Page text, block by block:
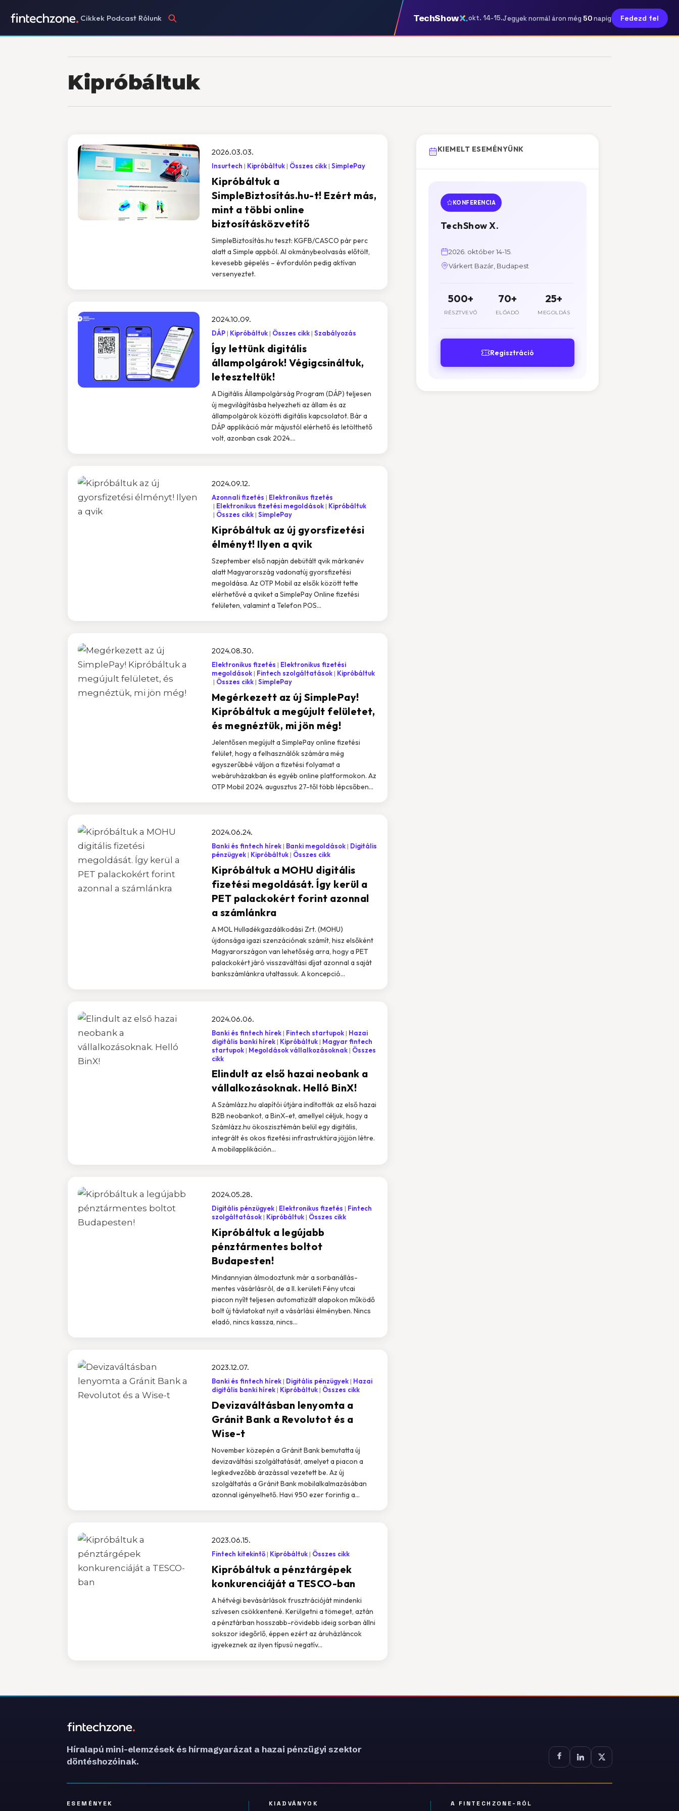
Cikkek Podcast Rólunk TechShow okt. 14-15.Jegyek normál áron még 50napig Fedezd fel
Kipróbáltuk
Kipróbáltuk a
SimpleBiztosítás.hu-t! Ezért más,
mint a többi online
biztosításközvetítő
2026.03.03.
Insurtech Kipróbáltuk Összes cikk SimplePay
SimpleBiztosítás.hu teszt: KGFB/CASCO pár perc
alatt a Simple appból. AI okmánybeolvasás előtölt,
kevesebb gépelés – évfordulón pedig aktívan
versenyeztet.
Így lettünk digitális
állampolgárok! Végigcsináltuk,
leteszteltük!
2024.10.09.
DÁP Kipróbáltuk Összes cikk Szabályozás
A Digitális Állampolgárság Program (DÁP) teljesen
új megvilágításba helyezheti az állam és az
állampolgárok közötti digitális kapcsolatot. Bár a
DÁP applikáció már májustól elérhető és letölthető
volt, azonban csak 2024....
Kipróbáltuk az új gyorsfizetési
élményt! Ilyen a qvik
2024.09.12.
Azonnali fizetés
Elektronikus fizetés
Elektronikus fizetési megoldások
Kipróbáltuk
Összes cikk SimplePay
Szeptember első napján debütált qvik márkanév
alatt Magyarország vadonatúj gyorsfizetési
megoldása. Az OTP Mobil az elsők között tette
elérhetővé a qviket a SimplePay Online fizetési
felületen, valamint a Telefon POS...
Megérkezett az új SimplePay!
Kipróbáltuk a megújult felületet,
és megnéztük, mi jön még!
2024.08.30.
Elektronikus fizetés
Elektronikus fizetési
megoldások
Fintech szolgáltatások
Kipróbáltuk
Összes cikk SimplePay
Jelentősen megújult a SimplePay online fizetési
felület, hogy a felhasználók számára még
egyszerűbbé váljon a fizetési folyamat a
webáruházakban és egyéb online platformokon. Az
OTP Mobil 2024. augusztus 27-től több lépcsőben...
Kipróbáltuk a MOHU digitális
fizetési megoldását. Így kerül a
PET palackokért forint azonnal
a számlánkra
2024.06.24.
Banki és fintech hírek Banki megoldások
Digitális
pénzügyek
Kipróbáltuk Összes cikk
A MOL Hulladékgazdálkodási Zrt. (MOHU)
újdonsága igazi szenzációnak számít, hisz elsőként
Magyarországon van lehetőség arra, hogy a PET
palackokért járó visszaváltási díjat azonnal a saját
bankszámlánkra utaltassuk. A koncepció...
Elindult az első hazai neobank a
vállalkozásoknak. Helló BinX!
2024.06.06.
Banki és fintech hírek Fintech startupok
Hazai
digitális banki hírek
Kipróbáltuk
Magyar fintech
startupok
Megoldások vállalkozásoknak
Összes
cikk
A Számlázz.hu alapítói útjára indították az első hazai
B2B neobankot, a BinX-et, amellyel céljuk, hogy a
Számlázz.hu ökoszisztémán belül egy digitális,
integrált és okos fizetési infrastruktúra jöjjön létre.
A mobilapplikáción...
Kipróbáltuk a legújabb
pénztármentes boltot
Budapesten!
2024.05.28.
Digitális pénzügyek Elektronikus fizetés
Fintech
szolgáltatások
Kipróbáltuk Összes cikk
Mindannyian álmodoztunk már a sorbanállás-
mentes vásárlásról, de a II. kerületi Fény utcai
piacon nyílt teljesen automatizált alapokon működő
bolt új távlatokat nyit a vásárlási élményben. Nincs
eladó, nincs kassza, nincs...
Devizaváltásban lenyomta a
Gránit Bank a Revolutot és a
Wise-t
2023.12.07.
Banki és fintech hírek Digitális pénzügyek
Hazai
digitális banki hírek
Kipróbáltuk Összes cikk
November közepén a Gránit Bank bemutatta új
devizaváltási szolgáltatását, amelyet a piacon a
legkedvezőbb árazással vezetett be. Az új
szolgáltatás a Gránit Bank mobilalkalmazásában
azonnal igényelhető. Havi 950 ezer forintig a...
Kipróbáltuk a pénztárgépek
konkurenciáját a TESCO-ban
2023.06.15.
Fintech kitekintő Kipróbáltuk Összes cikk
A hétvégi bevásárlások frusztrációját mindenki
szívesen csökkentené. Kerülgetni a tömeget, aztán
a pénztárban hosszabb-rövidebb ideig sorban állni
sokszor idegőrlő, éppen ezért az áruházláncok
igyekeznek az ilyen típusú negatív...
KIEMELT ESEMÉNYÜNK
KONFERENCIA
TechShow X.
2026. október 14-15.
Várkert Bazár, Budapest
500+
RÉSZTVEVŐ
70+
ELŐADÓ
25+
MEGOLDÁS
Regisztráció
Híralapú mini-elemzések és hírmagyarázat a hazai pénzügyi szektor
döntéshozóinak.
ESEMÉNYEK KIADVÁNYOK A FINTECHZONE-RÓL